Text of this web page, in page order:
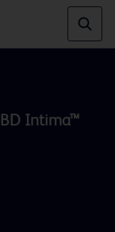
Intima™